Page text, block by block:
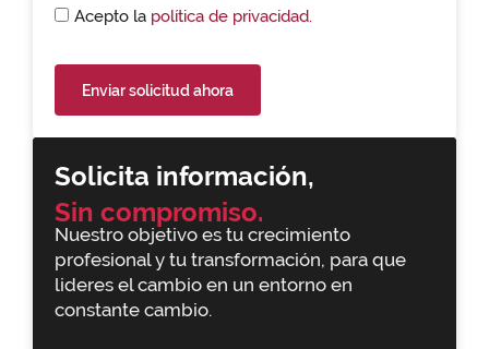
Solicita información,
Sin compromiso.
Nuestro objetivo es tu crecimiento
profesional y tu transformación, para que
lideres el cambio en un entorno en
constante cambio.
Acepto la política de privacidad.
Enviar solicitud ahora